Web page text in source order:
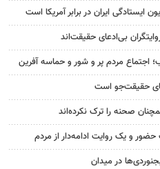
ایستادگی ایران در برابر آمریکا است
بی‌ادعای حقیقت‌اند
مردم پر و شور و حماسه آفرین
و یک روایت ادامه‌دار از مردم
در میدان